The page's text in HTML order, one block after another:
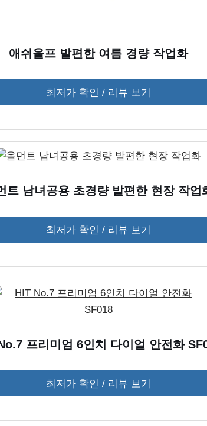
애쉬울프 발편한 여름 경량 작업화
최저가 확인 / 리뷰 보기
트 남녀공용 초경량 발편한 현장 작업
최저가 확인 / 리뷰 보기
프리미엄 6인치 다이얼 안전화
최저가 확인 / 리뷰 보기